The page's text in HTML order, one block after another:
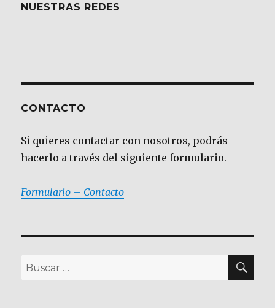
NUESTRAS REDES
CONTACTO
Si quieres contactar con nosotros, podrás
hacerlo a través del siguiente formulario.
Formulario – Contacto
Buscar
por: